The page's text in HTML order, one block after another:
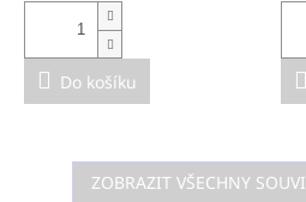
Do košíku
ZOBRAZIT VŠECHNY